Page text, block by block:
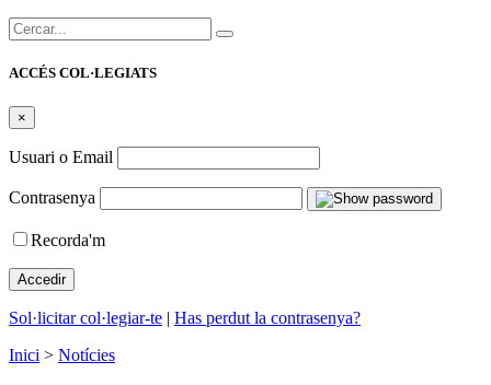
Cercar:
ACCÉS COL·LEGIATS
×
Usuari o Email
Contrasenya
Recorda'm
Sol·licitar col·legiar-te | Has perdut la contrasenya?
Inici > Notícies